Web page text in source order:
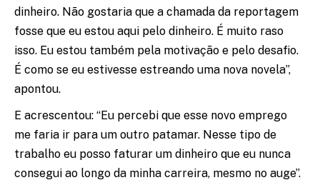
dinheiro. Não gostaria que a chamada da reportagem
fosse que eu estou aqui pelo dinheiro. É muito raso
isso. Eu estou também pela motivação e pelo desafio.
É como se eu estivesse estreando uma nova novela”,
apontou.
E acrescentou: “Eu percebi que esse novo emprego
me faria ir para um outro patamar. Nesse tipo de
trabalho eu posso faturar um dinheiro que eu nunca
consegui ao longo da minha carreira, mesmo no auge”.